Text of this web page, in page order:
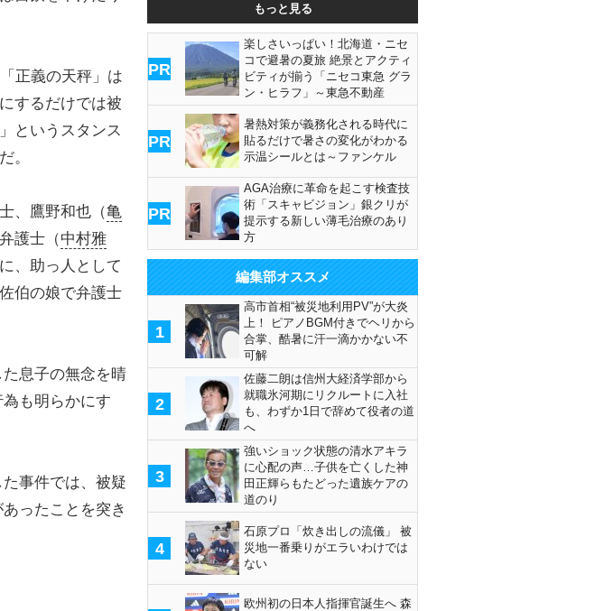
「正義の天秤」は
するだけでは被
というスタンス
。
、鷹野和也（亀
護士（中村雅
、助っ人として
伯の娘で弁護士
息子の無念を晴
も明らかにす
事件では、被疑
ったことを突き
もっと見る
PR
楽しさいっぱい！北海道・ニセ
コで避暑の夏旅 絶景とアクティ
ビティが揃う「ニセコ東急 グラ
ン・ヒラフ」～東急不動産
PR
暑熱対策が義務化される時代に
貼るだけで暑さの変化がわかる
示温シールとは～ファンケル
PR
AGA治療に革命を起こす検査技
術「スキャビジョン」銀クリが
提示する新しい薄毛治療のあり
方
編集部オススメ
1
高市首相“被災地利用PV”が大炎
上！ ピアノBGM付きでヘリから
合掌、酷暑に汗一滴かかない不
可解
2
佐藤二朗は信州大経済学部から
就職氷河期にリクルートに入社
も、わずか1日で辞めて役者の道
へ
3
強いショック状態の清水アキラ
に心配の声…子供を亡くした神
田正輝らもたどった遺族ケアの
道のり
4
石原プロ「炊き出しの流儀」 被
災地一番乗りがエラいわけでは
ない
欧州初の日本人指揮官誕生へ 森